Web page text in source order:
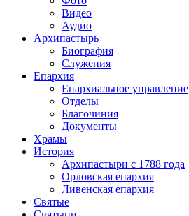
Видео
Аудио
Архипастырь
Биография
Служения
Епархия
Епархиальное управление
Отделы
Благочиния
Документы
Храмы
История
Архипастыри с 1788 года
Орловская епархия
Ливенская епархия
Святые